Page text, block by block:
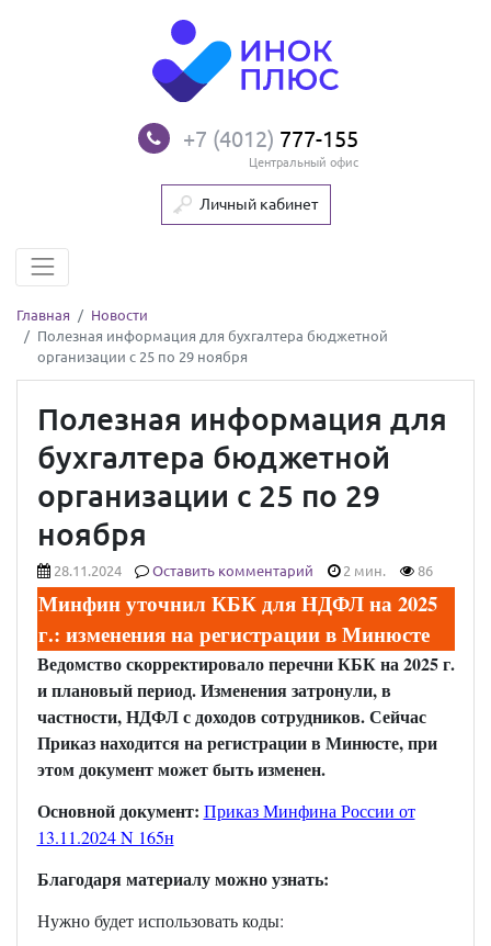
+7 (4012) 777-155
Центральный офис
Личный кабинет
Главная
Новости
Полезная информация для бухгалтера бюджетной
организации с 25 по 29 ноября
Полезная информация для
бухгалтера бюджетной
организации с 25 по 29
ноября
28.11.2024 Оставить комментарий 2 мин. 86
Минфин уточнил КБК для НДФЛ на 2025
г.: изменения на регистрации в Минюсте
Ведомство скорректировало перечни КБК на 2025 г.
и плановый период. Изменения затронули, в
частности, НДФЛ с доходов сотрудников. Сейчас
Приказ находится на регистрации в Минюсте, при
этом документ может быть изменен.
Основной документ: Приказ Минфина России от
13.11.2024 N 165н
Благодаря материалу можно узнать:
Нужно будет использовать коды: